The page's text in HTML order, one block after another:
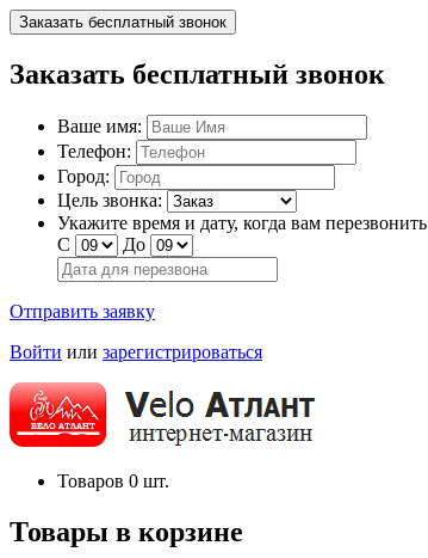
Заказать бесплатный звонок
Заказать бесплатный звонок
Ваше имя:
Телефон:
Город:
Цель звонка:
Укажите время и дату, когда вам перезвонить
С
До
Отправить заявку
Войти или зарегистрироваться
Товаров 0 шт.
Товары в корзине